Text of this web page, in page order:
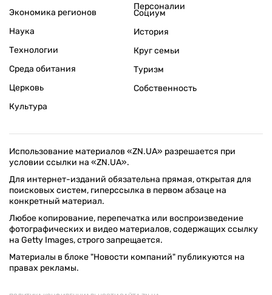
Экономика регионов
Персоналии
Наука
Технологии
Среда обитания
Церковь
Культура
Социум
История
Круг семьи
Туризм
Собственность
Использование материалов «ZN.UA» разрешается при
условии ссылки на «ZN.UA».
Для интернет-изданий обязательна прямая, открытая для
поисковых систем, гиперссылка в первом абзаце на
конкретный материал.
Любое копирование, перепечатка или воспроизведение
фотографических и видео материалов, содержащих ссылку
на Getty Images, строго запрещается.
Материалы в блоке "Новости компаний" публикуются на
правах рекламы.